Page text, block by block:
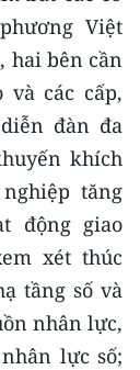
Việt
hai bên cần
và các cấp,
đàn đa
khích
tăng
động giao
xét thúc
tầng số và
nhân lực,
lực số;